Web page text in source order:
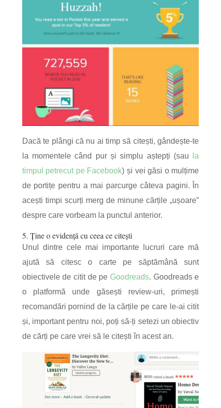
Dacă te plângi că nu ai timp să citești, gândește-te
la momentele când pur și simplu aștepți (sau
la
timpul petrecut pe Facebook) și vei găsi o mulțime
de portițe pentru a mai parcurge câteva pagini. În
acești timpi scurți merg de minune cărțile „ușoare”
despre care vorbeam la punctul anterior.
5. Ține o evidență cu ceea ce citești
Unul dintre cele mai importante lucruri care mă
ajută să citesc o carte pe săptămână sunt
obiectivele de citit de pe Goodreads. Goodreads e
o platformă unde găsești review-uri, primești
recomandări pornind de la cărțile pe care le-ai citit
și, important pentru noi, poți să-ți setezi un obiectiv
de cărți pe care vrei să le citești în acest an.